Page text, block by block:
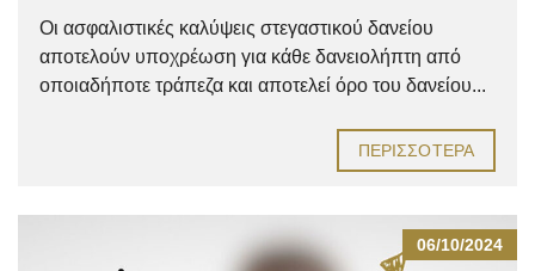
Οι ασφαλιστικές καλύψεις στεγαστικού δανείου
αποτελούν υποχρέωση για κάθε δανειολήπτη από
οποιαδήποτε τράπεζα και αποτελεί όρο του δανείου...
ΠΕΡΙΣΣΌΤΕΡΑ
06/10/2024